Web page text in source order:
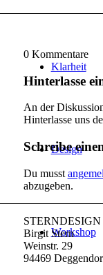
Klarheit
Design
Workshop
0 Kommentare
Hinterlasse
An der
Hinterlasse uns
Schreibe
Du musst
abzugeben.
STERNDESIGN
Birgit Stern
Weinstr. 29
94469